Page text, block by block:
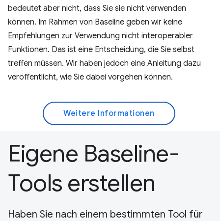
bedeutet aber nicht, dass Sie sie nicht verwenden
können. Im Rahmen von Baseline geben wir keine
Empfehlungen zur Verwendung nicht interoperabler
Funktionen. Das ist eine Entscheidung, die Sie selbst
treffen müssen. Wir haben jedoch eine Anleitung dazu
veröffentlicht, wie Sie dabei vorgehen können.
Weitere Informationen
Eigene Baseline-
Tools erstellen
Haben Sie nach einem bestimmten Tool für